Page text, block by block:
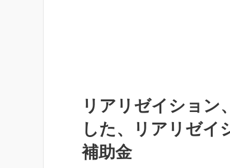
リアリゼイション
した、リアリゼイ
補助金